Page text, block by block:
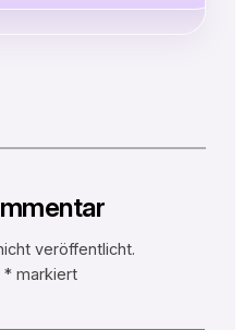
veröffentlicht.
*markiert